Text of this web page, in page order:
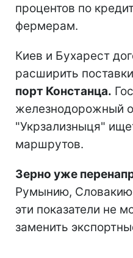
процентов по
фермерам.
Киев и Бухарест
расширить
порт Констанца.
железнодорожный
"Укрзализныця"
маршрутов.
Зерно уже
Румынию,
эти показатели не
заменить